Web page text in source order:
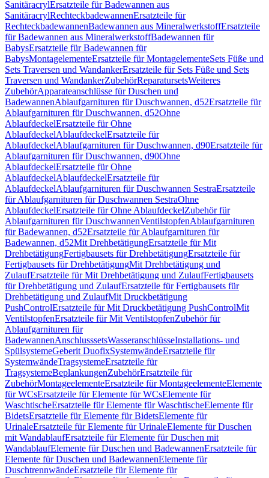
SanitäracrylErsatzteile für Badewannen aus
SanitäracrylRechteckbadewannenErsatzteile für
RechteckbadewannenBadewannen aus MineralwerkstoffErsatzteile
für Badewannen aus MineralwerkstoffBadewannen für
BabysErsatzteile für Badewannen für
BabysMontagelementeErsatzteile für MontagelementeSets Füße und
Sets Traversen und WandankerErsatzteile für Sets Füße und Sets
Traversen und WandankerZubehörReparatursetsWeiteres
ZubehörApparateanschlüsse für Duschen und
BadewannenAblaufgarnituren für Duschwannen, d52Ersatzteile für
Ablaufgarnituren für Duschwannen, d52Ohne
AblaufdeckelErsatzteile für Ohne
AblaufdeckelAblaufdeckelErsatzteile für
AblaufdeckelAblaufgarnituren für Duschwannen, d90Ersatzteile für
Ablaufgarnituren für Duschwannen, d90Ohne
AblaufdeckelErsatzteile für Ohne
AblaufdeckelAblaufdeckelErsatzteile für
AblaufdeckelAblaufgarnituren für Duschwannen SestraErsatzteile
für Ablaufgarnituren für Duschwannen SestraOhne
AblaufdeckelErsatzteile für Ohne AblaufdeckelZubehör für
Ablaufgarnituren für DuschwannenVentilstopfenAblaufgarnituren
für Badewannen, d52Ersatzteile für Ablaufgarnituren für
Badewannen, d52Mit DrehbetätigungErsatzteile für Mit
DrehbetätigungFertigbausets für DrehbetätigungErsatzteile für
Fertigbausets für DrehbetätigungMit Drehbetätigung und
ZulaufErsatzteile für Mit Drehbetätigung und ZulaufFertigbausets
für Drehbetätigung und ZulaufErsatzteile für Fertigbausets für
Drehbetätigung und ZulaufMit Druckbetätigung
PushControlErsatzteile für Mit Druckbetätigung PushControlMit
VentilstopfenErsatzteile für Mit VentilstopfenZubehör für
Ablaufgarnituren für
BadewannenAnschlusssetsWasseranschlüsseInstallations- und
SpülsystemeGeberit DuofixSystemwändeErsatzteile für
SystemwändeTragsystemeErsatzteile für
TragsystemeBeplankungenZubehörErsatzteile für
ZubehörMontageelementeErsatzteile für MontageelementeElemente
für WCsErsatzteile für Elemente für WCsElemente für
WaschtischeErsatzteile für Elemente für WaschtischeElemente für
BidetsErsatzteile für Elemente für BidetsElemente für
UrinaleErsatzteile für Elemente für UrinaleElemente für Duschen
mit WandablaufErsatzteile für Elemente für Duschen mit
WandablaufElemente für Duschen und BadewannenErsatzteile für
Elemente für Duschen und BadewannenElemente für
DuschtrennwändeErsatzteile für Elemente für